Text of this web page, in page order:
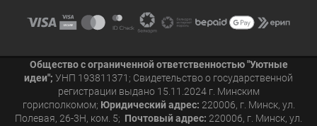
Общество с ограниченной ответственностью "Уютные
идеи"; УНП 193811371; Свидетельство о государственной
регистрации выдано 15.11.2024 г. Минским
горисполкомом; Юридический адрес: 220006, г. Минск, ул.
Полевая, 26-3Н, ком. 5; Почтовый адрес: 220006, г. Минск, ул.